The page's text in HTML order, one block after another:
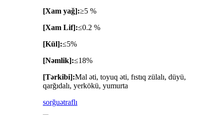
[Xam yağ]:≥5 %
[Xam Lif]:≤0.2 %
[Kül]:≤5%
[Nəmlik]:≤18%
[Tərkibi]:Mal əti, toyuq əti, fıstıq zülalı, düyü,
qarğıdalı, yerkökü, yumurta
sorğuətraflı